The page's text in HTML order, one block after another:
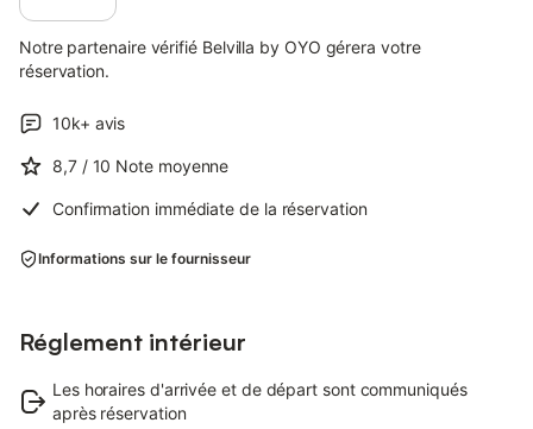
Notre partenaire vérifié Belvilla by OYO gérera votre
réservation.
10k+ avis
8,7 / 10 Note moyenne
Confirmation immédiate de la réservation
Informations sur le fournisseur
Réglement intérieur
Les horaires d'arrivée et de départ sont communiqués
après réservation